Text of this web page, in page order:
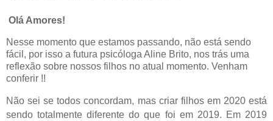
Olá Amores!
Nesse momento que estamos passando, não está sendo
fácil, por isso a futura psicóloga Aline Brito, nos trás uma
reflexão sobre nossos filhos no atual momento. Venham
conferir !!
Não sei se todos concordam, mas criar filhos em 2020 está
sendo totalmente diferente do que foi em 2019. Em 2019